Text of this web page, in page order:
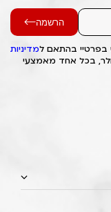
הרשמה
בפרטיי בהתאם למדיניות
בכל אחד מאמצעי